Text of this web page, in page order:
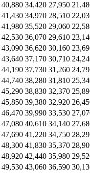
40,880 34,420 27,950
41,430 34,970 28,510
41,980 35,520 29,060
42,530 36,070 29,610
43,090 36,620 30,160
43,640 37,170 30,710
44,190 37,730 31,260
44,740 38,280 31,810
45,290 38,830 32,370
45,850 39,380 32,920
46,470 39,990 33,530
47,080 40,610 34,140
47,690 41,220 34,750
48,300 41,830 35,370
48,920 42,440 35,980
49,530 43,060 36,590